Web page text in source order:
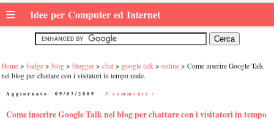
≡ Idee per Computer ed Internet
Home badge blog blogger chat google talk online
Come inserire Google Talk
nel blog per chattare con i visitatori in tempo reale.
Aggiornato: 09/07/2009 3 commenti :
Come inserire Google Talk nel blog per chattare con i visitatori in tempo